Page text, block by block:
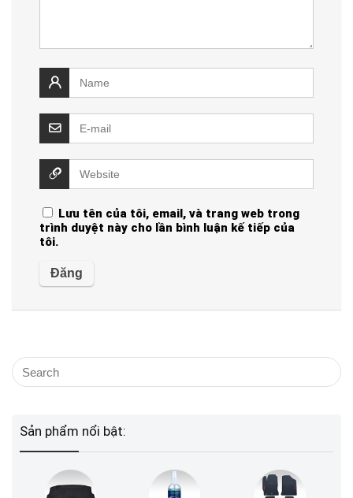
Lưu tên của tôi, email, và trang web trong
trình duyệt này cho lần bình luận kế tiếp của
tôi.
Sản phẩm nổi bật: